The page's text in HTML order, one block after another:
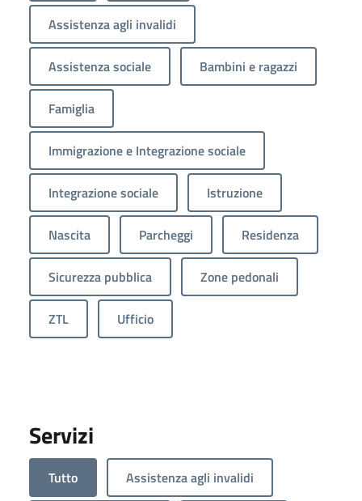
Assistenza agli invalidi
Assistenza sociale Bambini e ragazzi
Famiglia
Immigrazione e Integrazione sociale
Integrazione sociale Istruzione
Nascita Parcheggi Residenza
Sicurezza pubblica Zone pedonali
ZTL Ufficio
Servizi
Tutto Assistenza agli invalidi